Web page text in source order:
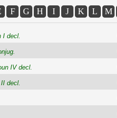
F G H I J K L M
I decl.
IV decl.
decl.